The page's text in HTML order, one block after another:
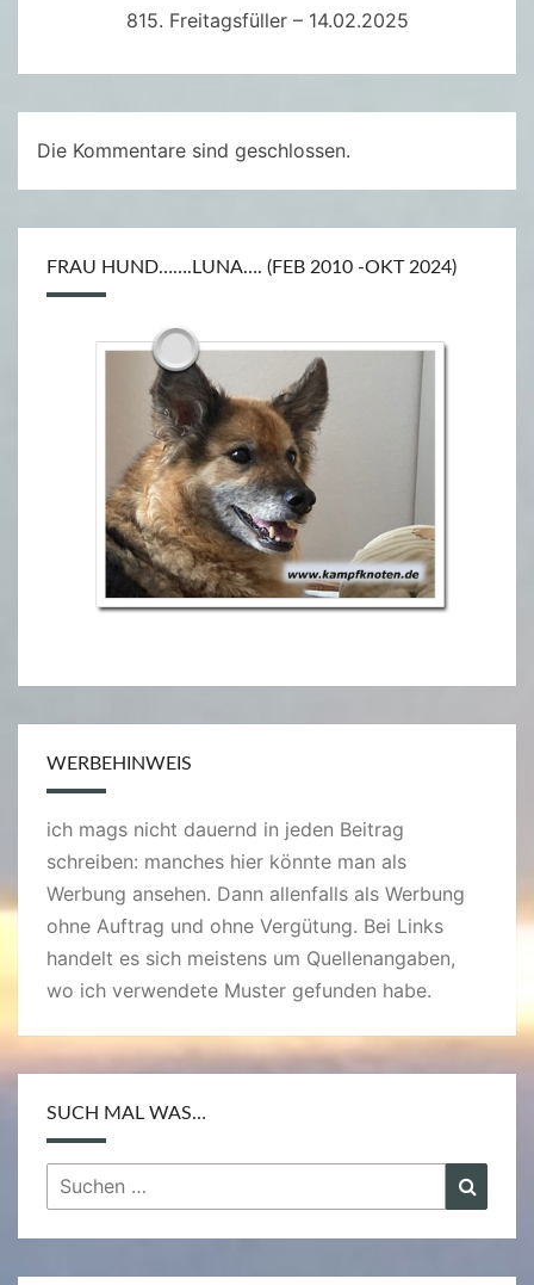
A
A
N
B
L
Y
815. Freitagsfüller – 14.02.2025
Die Kommentare sind geschlossen.
FRAU HUND…….LUNA…. (FEB 2010 -OKT 2024)
WERBEHINWEIS
ich mags nicht dauernd in jeden Beitrag
schreiben: manches hier könnte man als
Werbung ansehen. Dann allenfalls als Werbung
ohne Auftrag und ohne Vergütung. Bei Links
handelt es sich meistens um Quellenangaben,
wo ich verwendete Muster gefunden habe.
SUCH MAL WAS…
Suchen
nach: